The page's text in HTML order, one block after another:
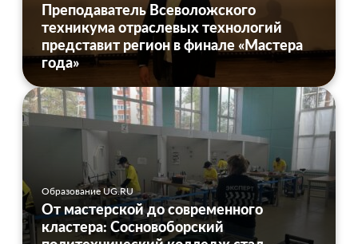
Преподаватель Всеволожского
техникума отраслевых технологий
представит регион в финале «Мастера
года»
Образование UG.RU
От мастерской до современного
кластера: Сосновоборский